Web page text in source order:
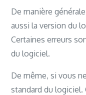
De manière
aussi la version du
Certaines erreurs
du logiciel.
De même, si vous
standard du